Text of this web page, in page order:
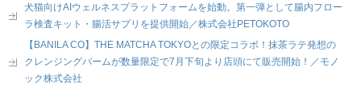
犬猫向けAIウェルネスプラットフォームを始動。第一弾として腸内フロー
ラ検査キット・腸活サプリを提供開始／株式会社PETOKOTO
【BANILA CO】THE MATCHA TOKYOとの限定コラボ！抹茶ラテ発想の
クレンジングバームが数量限定で7月下旬より店頭にて販売開始！／モノ
ック株式会社